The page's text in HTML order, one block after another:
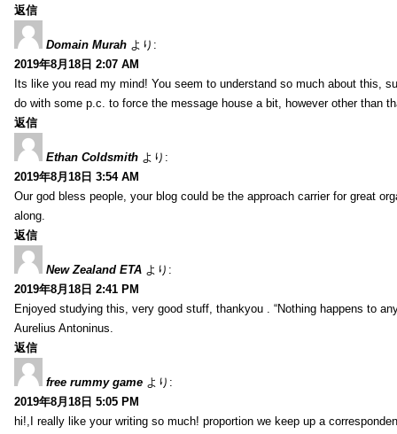
返信
Domain Murah より:
2019年8月18日 2:07 AM
Its like you read my mind! You seem to understand so much about this,
do with some p.c. to force the message house a bit, however other than
返信
Ethan Coldsmith より:
2019年8月18日 3:54 AM
Our god bless people, your blog could be the approach carrier for great
along.
返信
New Zealand ETA より:
2019年8月18日 2:41 PM
Enjoyed studying this, very good stuff, thankyou . “Nothing happens to
Aurelius Antoninus.
返信
free rummy game より:
2019年8月18日 5:05 PM
hi!,I really like your writing so much! proportion we keep up a